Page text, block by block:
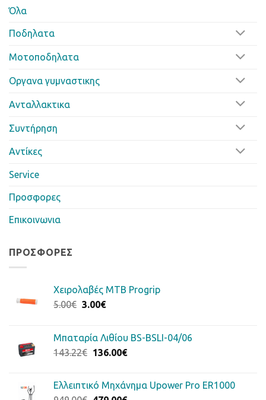
Όλα
Ποδηλατα
Μοτοποδηλατα
Οργανα γυμναστικης
Ανταλλακτικα
Συντήρηση
Αντίκες
Service
Προσφορες
Επικοινωνια
ΠΡΟΣΦΟΡΈΣ
Χειρολαβές MTB Progrip
5.00€ Original
5.00€.
3.00€Η
είναι:
3.00€.
Μπαταρία Λιθίου BS-BSLI-04/06
143.22€ Original
143.22€.
136.00€Η
είναι:
Ελλειπτικό Μηχάνημα Upower Pro ER1000